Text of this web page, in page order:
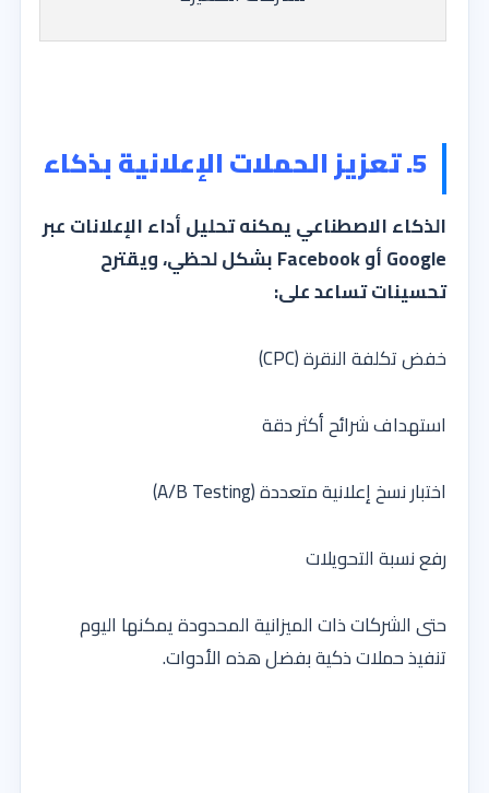
5. تعزيز الحملات الإعلانية بذكاء
الذكاء الاصطناعي يمكنه تحليل أداء الإعلانات عبر
Google أو Facebook بشكل لحظي، ويقترح
تحسينات تساعد على:
خفض تكلفة النقرة (CPC)
استهداف شرائح أكثر دقة
اختبار نسخ إعلانية متعددة (A/B Testing)
رفع نسبة التحويلات
حتى الشركات ذات الميزانية المحدودة يمكنها اليوم
تنفيذ حملات ذكية بفضل هذه الأدوات.